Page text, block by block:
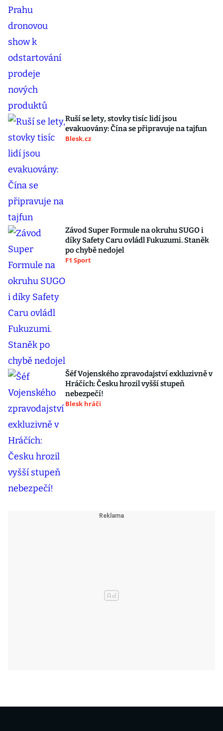
Ruší se lety, stovky tisíc lidí jsou
evakuovány: Čína se připravuje na tajfun
Blesk.cz
Závod Super Formule na okruhu SUGO i
díky Safety Caru ovládl Fukuzumi. Staněk
po chybě nedojel
F1 Sport
Šéf Vojenského zpravodajství exkluzivně v
Hráčích: Česku hrozil vyšší stupeň
nebezpečí!
Blesk hráči